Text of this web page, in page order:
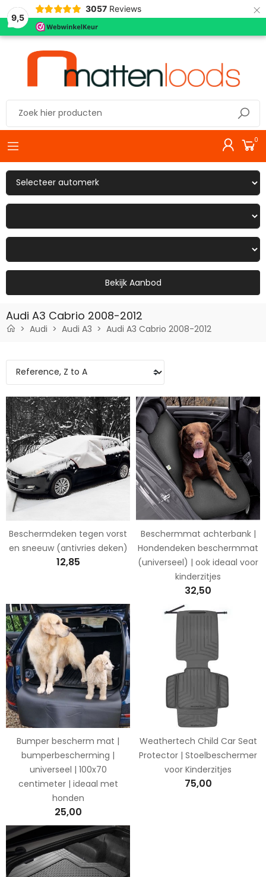
9,5
3057 Reviews ×
0
Bekijk Aanbod
Audi A3 Cabrio 2008-2012
Audi Audi A3 Audi A3 Cabrio 2008-2012
Beschermdeken tegen vorst
en sneeuw (antivries deken)
12,85
Beschermmat achterbank |
Hondendeken beschermmat
(universeel) | ook ideaal voor
kinderzitjes
32,50
Bumper bescherm mat |
bumperbescherming |
universeel | 100x70
centimeter | ideaal met
honden
25,00
Weathertech Child Car Seat
Protector | Stoelbeschermer
voor Kinderzitjes
75,00